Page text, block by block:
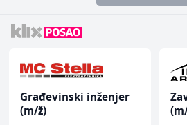
Građevinski inženjer
(m/ž)